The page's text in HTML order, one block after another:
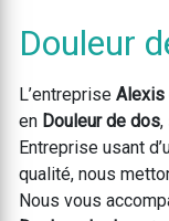
Douleur
L’entreprise Alexis
en Douleur de dos,
Entreprise usant
qualité, nous
Nous vous